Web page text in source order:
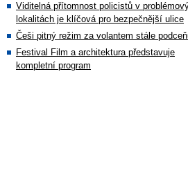
Viditelná přítomnost policistů v
lokalitách je klíčová pro bezpečnější ulice
Češi pitný režim za volantem stále
Festival Film a architektura představuje
kompletní program